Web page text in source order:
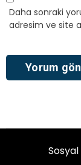
Daha sonraki
adresim ve site